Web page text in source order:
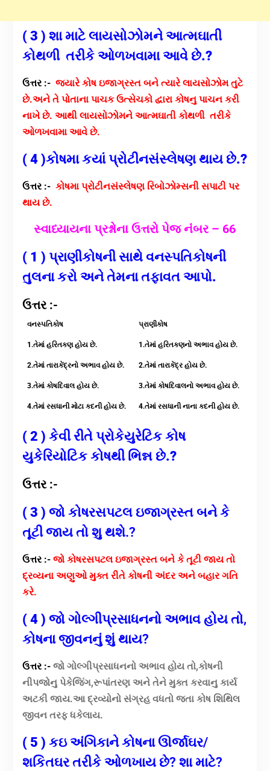
( 3 ) શા માટે લાયસોઝોમને આત્મઘાતી
કોથળી તરીકે ઓળખવામા આવે છે.?
ઉત્તર :- જયારે કોષ ઇજાગ્રસ્ત બને ત્યારે લાયસોઝોમ તુટે
છે.અને તે પોતાના પાચક ઉત્સેચકો દ્વારા કોષનુ પાચન કરી
નાખે છે. આથી લાયસોઝોમને આત્મઘાતી કોથળી તરીકે
ઓળખવામા આવે છે.
( 4 )કોષમા કયાં પ્રોટીનસંસ્લેષણ થાય છે.?
ઉત્તર :- કોષમા પ્રોટીનસંસ્લેષણ રિબોઝોમ્સની સપાટી પર
થાય છે.
સ્વાધ્યાયના પ્રશ્નોના ઉત્તરો પેજ નંંબર – 66
( 1 ) પ્રાણીકોષની સાથે વનસ્પતિકોષની
તુલના કરો અને તેમના તફાવત આપો.
ઉત્તર :-
વનસ્પતિકોષ પ્રાણીકોષ
1.તેમાં હરિતકણ હોય છે. 1.તેમાં હરિતકણનો અભાવ હોય છે.
2.તેમાં તારાકેંદ્રનો અભાવ હોય છે. 2.તેમાં તારાકેંદ્ર હોય છે.
3.તેમાં કોષદિવાલ હોય છે. 3.તેમાં કોષદિવાલનો અભાવ હોય છે.
4.તેમાં રસધાની મોટા કદની હોય છે. 4.તેમાં રસધાની નાના કદની હોય છે.
( 2 ) કેવી રીતે પ્રોકેયુરેટિક કોષ
યુકેરિયોટિક કોષથી ભિન્ન છે.?
ઉત્તર :-
( 3 ) જો કોષરસપટલ ઇજાગ્રસ્ત બને કે
તૂટી જાય તો શુ થશે.?
ઉત્તર :- જો કોષરસપટલ ઇજાગ્રસ્ત બને કે તૂટી જાય તો
દ્રવ્યના અણુઓ મુક્ત રીતે કોષની અંદર અને બહાર ગતિ
કરે.
( 4 ) જો ગોલ્ગીપ્રસાધનનો અભાવ હોય તો,
કોષના જીવનનું શું થાય?
ઉત્તર :- જો ગોલ્ગીપ્રસાધનનો અભાવ હોય તો,કોષની
નીપજોનુ પેકેજિંગ,રૂપાંતરણ અને તેને મુક્ત કરવાનુ કાર્ય
અટકી જાય.આ દ્રવ્યોનો સંગ્રહ વધતો જતા કોષ શિથિલ
જીવન તરફ ધકેલાય.
( 5 ) કઇઅંગિકાને કોષના ઊર્જાઘર/
શકિતઘર તરીકે ઓળખાય છે? શા માટે?